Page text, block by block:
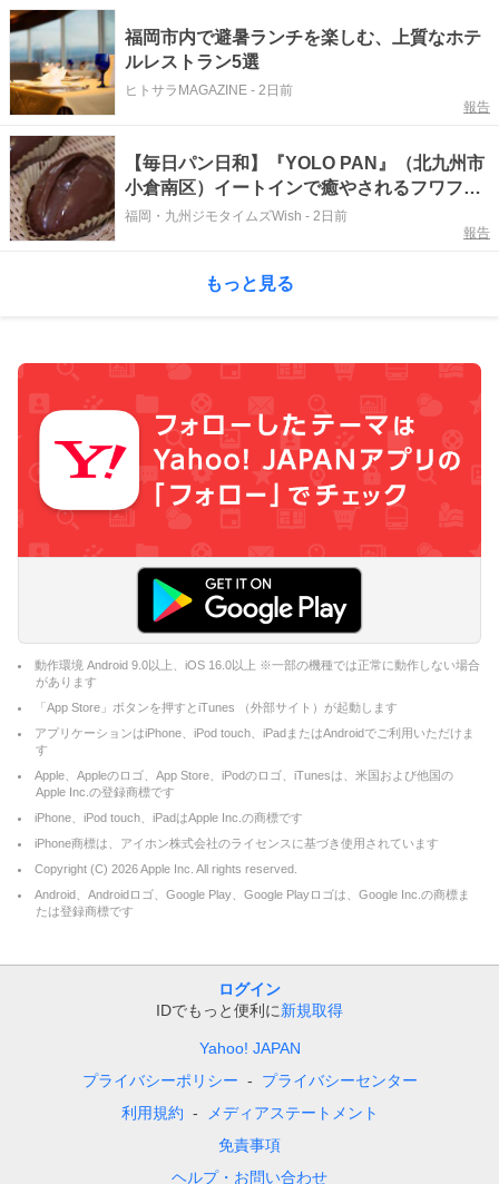
福岡市内で避暑ランチを楽しむ、上質なホテ
ルレストラン5選
ヒトサラMAGAZINE - 2日前
報告
【毎日パン日和】『YOLO PAN』（北九州市
小倉南区）イートインで癒やされるフワフワ
のほっこりパン屋【福岡パン】
福岡・九州ジモタイムズWish - 2日前
報告
もっと見る
動作環境 Android 9.0以上、iOS 16.0以上 ※一部の機種では正常に動作しない場合
があります
「App Store」ボタンを押すとiTunes （外部サイト）が起動します
アプリケーションはiPhone、iPod touch、iPadまたはAndroidでご利用いただけま
す
Apple、Appleのロゴ、App Store、iPodのロゴ、iTunesは、米国および他国の
Apple Inc.の登録商標です
iPhone、iPod touch、iPadはApple Inc.の商標です
iPhone商標は、アイホン株式会社のライセンスに基づき使用されています
Copyright (C) 2026Apple Inc. All rights reserved.
Android、Androidロゴ、Google Play、Google Playロゴは、Google Inc.の商標ま
たは登録商標です
ログイン
IDでもっと便利に新規取得
Yahoo! JAPAN
プライバシーポリシー
プライバシーセンター
利用規約
メディアステートメント
免責事項
ヘルプ・お問い合わせ